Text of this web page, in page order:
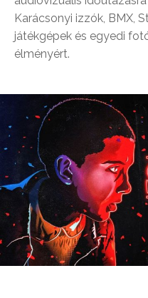
Karácsonyi izzók, BMX,
játékgépek és egyedi
élményért.